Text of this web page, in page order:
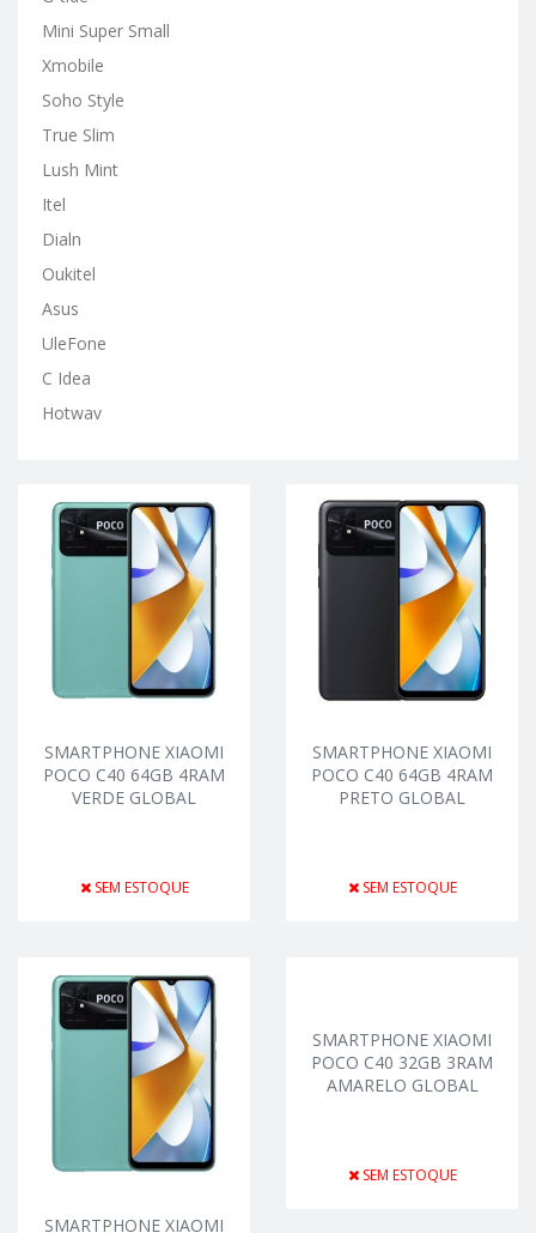
Mini Super Small
Xmobile
Soho Style
True Slim
Lush Mint
Itel
Dialn
Oukitel
Asus
UleFone
C Idea
Hotwav
SMARTPHONE XIAOMI
POCO C40 64GB 4RAM
VERDE GLOBAL
SEM ESTOQUE
SMARTPHONE XIAOMI
POCO C40 64GB 4RAM
PRETO GLOBAL
SEM ESTOQUE
SMARTPHONE XIAOMI
SMARTPHONE XIAOMI
POCO C40 32GB 3RAM
AMARELO GLOBAL
SEM ESTOQUE